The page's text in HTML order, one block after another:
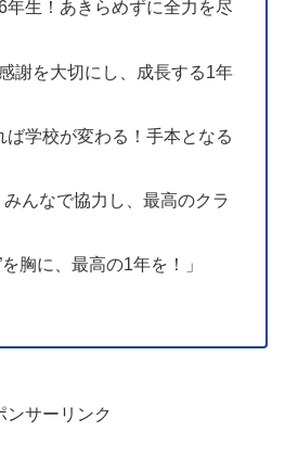
年生！あきらめずに全力を尽
謝を大切にし、成長する1年
ば学校が変わる！手本となる
みんなで協力し、最高のクラ
を胸に、最高の1年を！」
ンサーリンク